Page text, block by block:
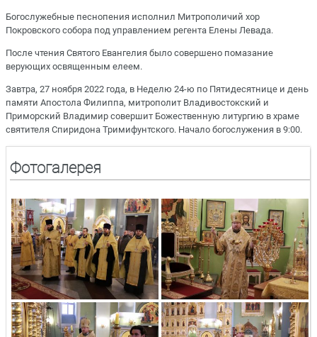
Богослужебные песнопения исполнил Митрополичий хор
Покровского собора под управлением регента Елены Левада.
После чтения Святого Евангелия было совершено помазание
верующих освященным елеем.
Завтра, 27 ноября 2022 года, в Неделю 24-ю по Пятидесятнице и день
памяти Апостола Филиппа, митрополит Владивостокский и
Приморский Владимир совершит Божественную литургию в храме
святителя Спиридона Тримифунтского. Начало богослужения в 9:00.
Фотогалерея